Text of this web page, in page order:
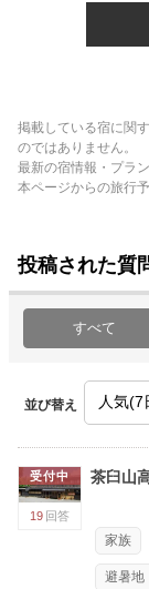
掲載している宿に関
のではありません。
最新の宿情報・プラ
本ページからの旅行
投稿された質
すべて
並び替え
受付中
19 回答
茶臼山
家族
避暑地